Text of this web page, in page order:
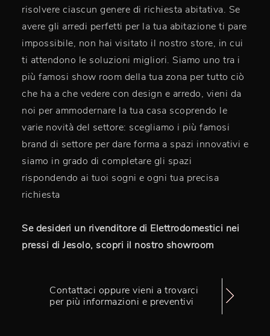
risolvere ciascun genere di richiesta abitativa. Se
avere gli arredi perfetti per la tua abitazione ti pare
impossibile, non hai visitato il nostro store, in cui
ti attendono le soluzioni migliori. Siamo uno tra i
più famosi show room della tua zona per tutto ciò
che ha a che vedere con design e arredo, vieni da
noi per ammodernare la tua casa scoprendo le
varie novità del settore: scegliamo i più famosi
brand di settore per dare forma a spazi innovativi e
siamo in grado di completare gli spazi
rispondendo ai tuoi sogni e ogni tua precisa
richiesta
Se desideri un rivenditore di Elettrodomestici nei
pressi di Jesolo, scopri il nostro showroom
Contattaci oppure vieni a trovarci
per più informazioni e preventivi